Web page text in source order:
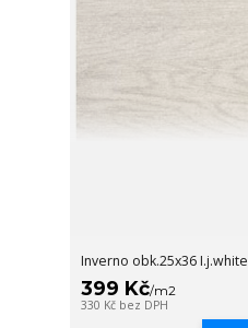
Inverno obk.25x36 I.j.white
399 Kč/m2
330 Kč bez DPH